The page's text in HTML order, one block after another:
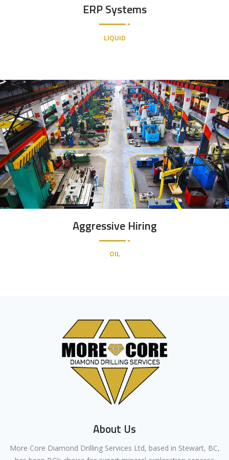
ERP Systems
LIQUID
Aggressive Hiring
OIL
About Us
More Core Diamond Drilling Services Ltd, based in Stewart, BC,